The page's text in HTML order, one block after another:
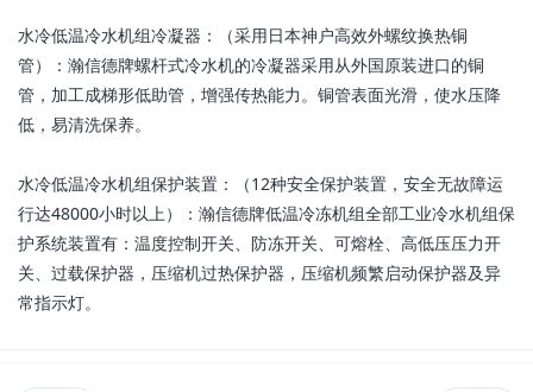
水冷低温冷水机组冷凝器：（采用日本神户高效外螺纹换热铜
管）：瀚信德牌螺杆式冷水机的冷凝器采用从外国原装进口的铜
管，加工成梯形低助管，增强传热能力。铜管表面光滑，使水压降
低，易清洗保养。
水冷低温冷水机组保护装置：（12种安全保护装置，安全无故障运
行达48000小时以上）：瀚信德牌低温冷冻机组全部工业冷水机组保
护系统装置有：温度控制开关、防冻开关、可熔栓、高低压压力开
关、过载保护器，压缩机过热保护器，压缩机频繁启动保护器及异
常指示灯。